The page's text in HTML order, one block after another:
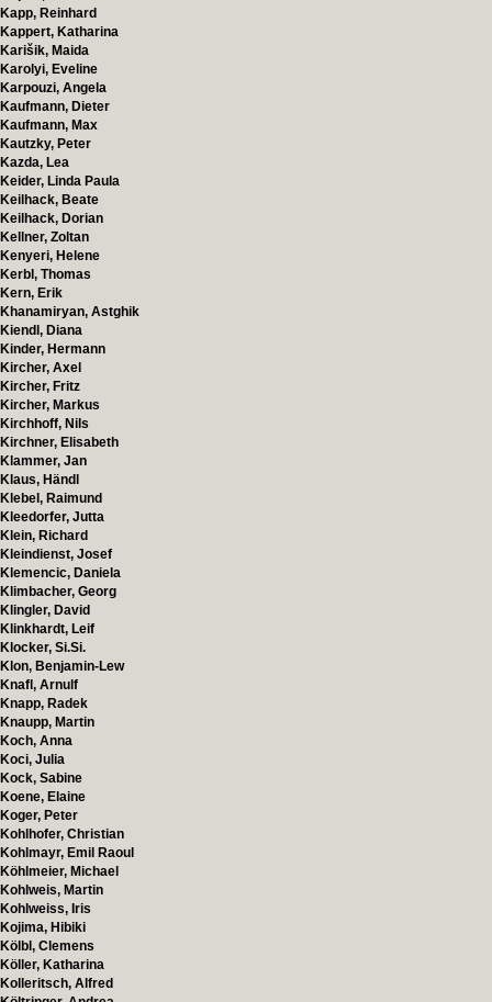
Kapp, Reinhard
Kappert, Katharina
Karišik, Maida
Karolyi, Eveline
Karpouzi, Angela
Kaufmann, Dieter
Kaufmann, Max
Kautzky, Peter
Kazda, Lea
Keider, Linda Paula
Keilhack, Beate
Keilhack, Dorian
Kellner, Zoltan
Kenyeri, Helene
Kerbl, Thomas
Kern, Erik
Khanamiryan, Astghik
Kiendl, Diana
Kinder, Hermann
Kircher, Axel
Kircher, Fritz
Kircher, Markus
Kirchhoff, Nils
Kirchner, Elisabeth
Klammer, Jan
Klaus, Händl
Klebel, Raimund
Kleedorfer, Jutta
Klein, Richard
Kleindienst, Josef
Klemencic, Daniela
Klimbacher, Georg
Klingler, David
Klinkhardt, Leif
Klocker, Si.Si.
Klon, Benjamin-Lew
Knafl, Arnulf
Knapp, Radek
Knaupp, Martin
Koch, Anna
Koci, Julia
Kock, Sabine
Koene, Elaine
Koger, Peter
Kohlhofer, Christian
Kohlmayr, Emil Raoul
Köhlmeier, Michael
Kohlweis, Martin
Kohlweiss, Iris
Kojima, Hibiki
Kölbl, Clemens
Köller, Katharina
Kolleritsch, Alfred